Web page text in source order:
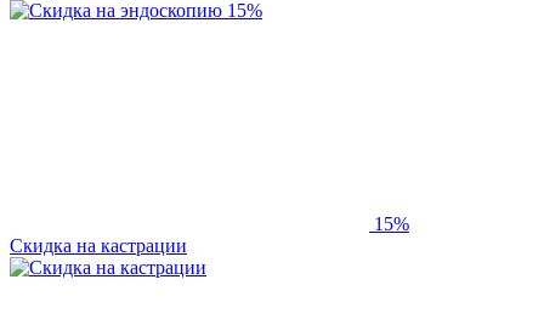
15%
Скидка на кастрации